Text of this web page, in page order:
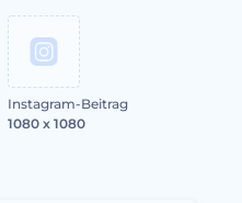
Instagram-Beitrag
1080 x 1080